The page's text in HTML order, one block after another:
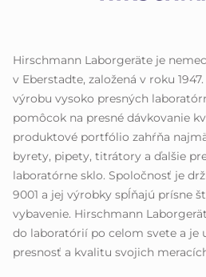
Hirschmann Laborgeräte je
v Eberstadte, založená v roku
výrobu vysoko presných
pomôcok na presné dávkovanie
produktové portfólio zahŕňa
byrety, pipety, titrátory a ďalšie
laboratórne sklo. Spoločnosť je
9001 a jej výrobky spĺňajú prísne
vybavenie. Hirschmann
do laboratórií po celom svete a je
presnosť a kvalitu svojich